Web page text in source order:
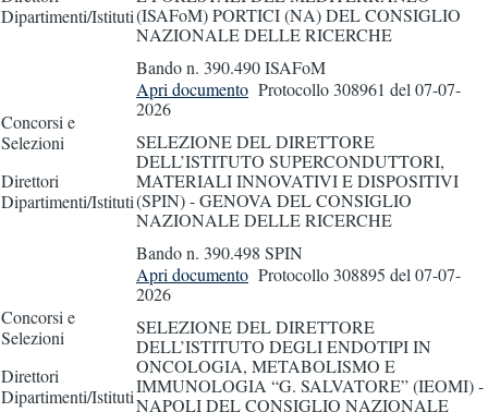
Dipartimenti/Istituti(ISAFoM) PORTICI (NA) DEL CONSIGLIO
NAZIONALE DELLE RICERCHE
Bando n. 390.490 ISAFoM
Concorsi e
Selezioni
Direttori
Dipartimenti/Istituti
Apri documento Protocollo 308961 del 07-07-
2026
SELEZIONE DEL DIRETTORE
DELL’ISTITUTO SUPERCONDUTTORI,
MATERIALI INNOVATIVI E DISPOSITIVI
(SPIN) - GENOVA DEL CONSIGLIO
NAZIONALE DELLE RICERCHE
Bando n. 390.498 SPIN
Concorsi e
Selezioni
Direttori
Dipartimenti/Istituti
Apri documento Protocollo 308895 del 07-07-
2026
SELEZIONE DEL DIRETTORE
DELL’ISTITUTO DEGLI ENDOTIPI IN
ONCOLOGIA, METABOLISMO E
IMMUNOLOGIA “G. SALVATORE” (IEOMI) -
NAPOLI DEL CONSIGLIO NAZIONALE